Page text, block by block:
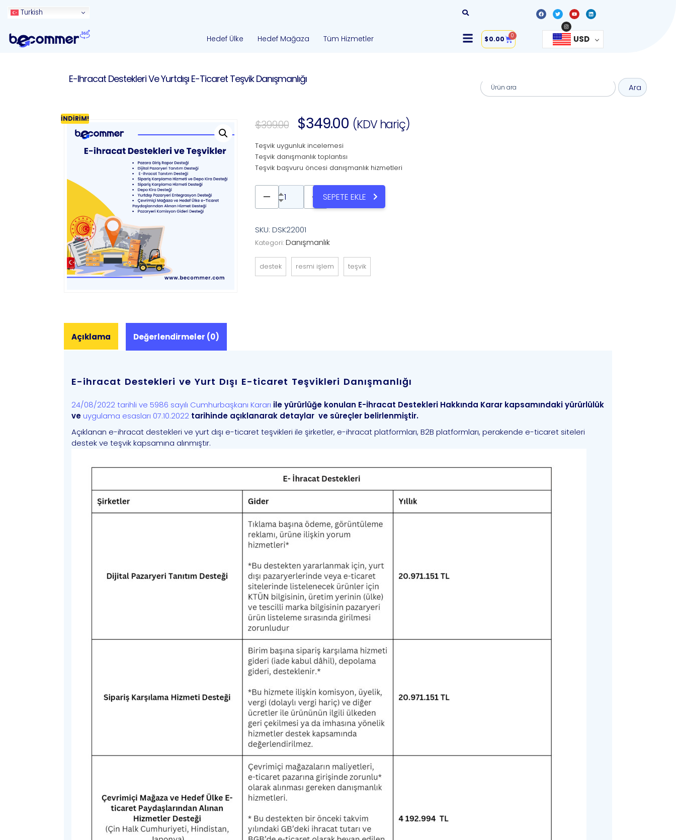
Turkish
Hedef Ülke Hedef Mağaza Tüm Hizmetler $0.00 0 USD
E-Ihracat Destekleri Ve Yurtdışı E-Ticaret Teşvik Danışmanlığı
Ara
İNDIRIM! $399.00 $349.00 (KDV hariç)
Teşvik uygunluk incelemesi
Teşvik danışmanlık toplantısı
Teşvik başvuru öncesi danışmanlık hizmetleri
SEPETE EKLE
SKU: DSK22001
Kategori: Danışmanlık
destek resmi işlem teşvik
Açıklama Değerlendirmeler (0)
E-ihracat Destekleri ve Yurt Dışı E-ticaret Teşvikleri Danışmanlığı
24/08/2022 tarihli ve 5986 sayılı Cumhurbaşkanı Kararı ile yürürlüğe konulan E-İhracat Destekleri Hakkında Karar kapsamındaki yürürlülük
ve uygulama esasları 07.10.2022 tarihinde açıklanarak detaylar ve süreçler belirlenmiştir.
Açıklanan e-ihracat destekleri ve yurt dışı e-ticaret teşvikleri ile şirketler, e-ihracat platformları, B2B platformları, perakende e-ticaret siteleri
destek ve teşvik kapsamına alınmıştır.